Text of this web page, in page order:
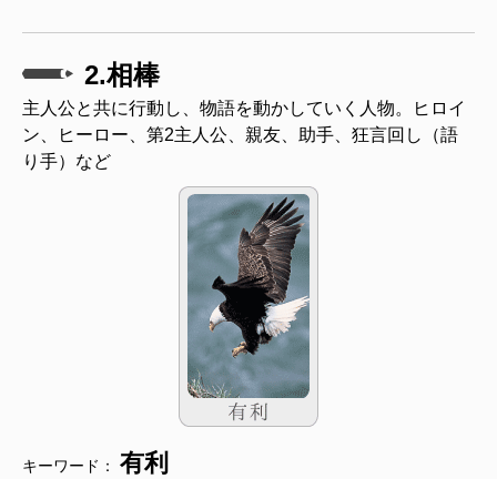
2.相棒
主人公と共に行動し、物語を動かしていく人物。ヒロイ
ン、ヒーロー、第2主人公、親友、助手、狂言回し（語
り手）など
キーワード： 有利